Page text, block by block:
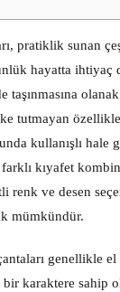
pratiklik sunan
hayatta ihtiyaç
tutmayan
kullanışlı hale
kıyafet
renk ve desen
mümkündür.
genellikle
karaktere sahip